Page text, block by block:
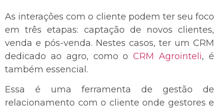
As interações com o cliente podem ter seu foco
em três etapas: captação de novos clientes,
venda e pós-venda. Nestes casos, ter um CRM
dedicado ao agro, como oCRM Agrointeli, é
também essencial.
Essa é uma ferramenta de gestão de
relacionamento com o cliente onde gestores e